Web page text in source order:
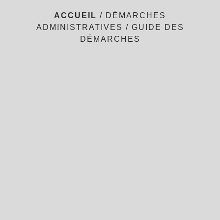
ACCUEIL / DÉMARCHES
ADMINISTRATIVES / GUIDE DES
DÉMARCHES